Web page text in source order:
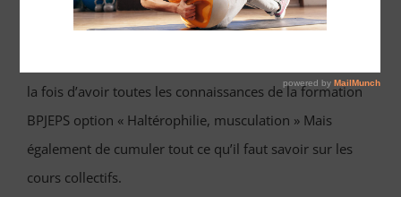
Le diplôme BPJEPS AF double OPTION « Cours collectifs
la fois d’avoir toutes les connaissances de la formation
BPJEPS option « Haltérophilie, musculation » Mais
également de cumuler tout ce qu’il faut savoir sur les
cours collectifs.